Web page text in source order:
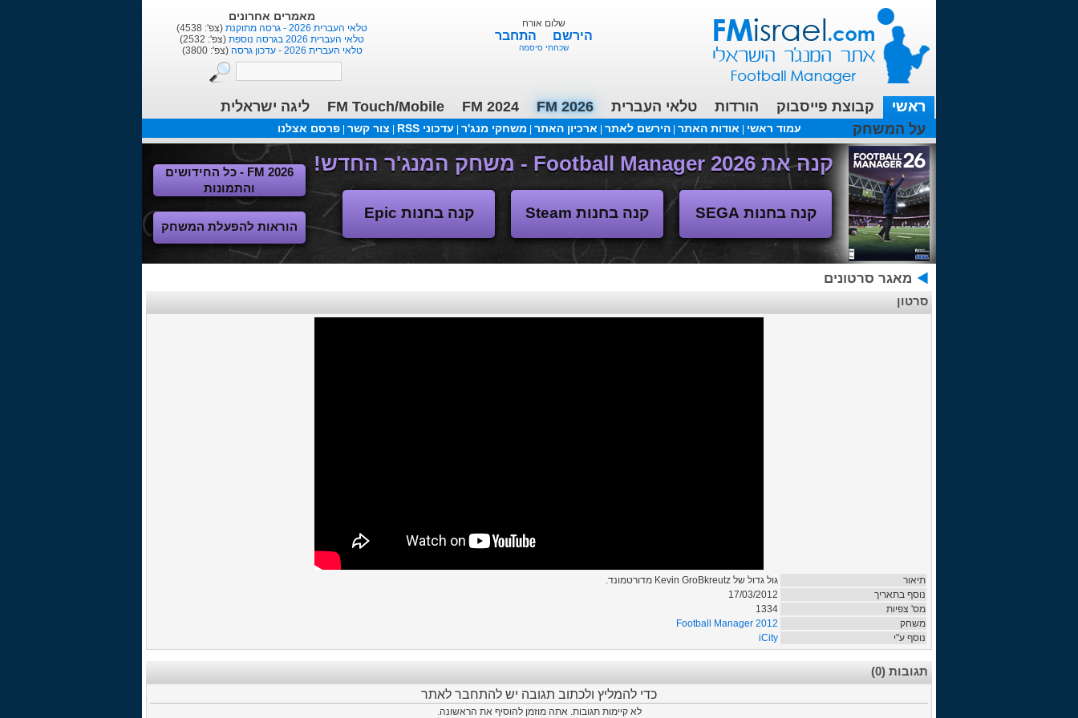
מאמרים אחרונים
טלאי העברית 2026 - גרסה מתוקנת
(צפ': 4538)
טלאי העברית 2026 בגרסה נוספת
(צפ': 2532)
טלאי העברית 2026 - עדכון גרסה
(צפ': 3800)
שלום אורח
הירשם התחבר
שכחתי סיסמה
ראשי קבוצת פייסבוק הורדות טלאי העברית FM 2026
FM 2024
FM Touch/Mobile
ליגה ישראלית
על המשחק
עמוד ראשי אודות האתר |הירשם לאתר ארכיון האתר משחקי מנג'ר עדכוני RSS צור קשר פרסם אצלנו
עכשיו בפורומים:FM19- איך יוצאים לחופשה עם המאמן ?
קנה את Football Manager 2026 - משחק המנג'ר החדש!
קנה בחנות SEGA קנה בחנות Steam קנה בחנות Epic
FM 2026 - כל החידושים
והתמונות
הוראות להפעלת המשחק
מאגר סרטונים
סרטון
תיאור
גול גדול של Kevin GroBkreutz מדורטמונד.
נוסף בתאריך
17/03/2012
מס' צפיות
1334
משחק
Football Manager 2012
נוסף ע"י
iCity
תגובות (0)
כדי להמליץ ולכתוב תגובה יש להתחבר לאתר
לא קיימות תגובות. אתה מוזמן להוסיף את הראשונה.